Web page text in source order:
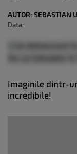
AUTOR: SEBASTIAN
Data:
Imaginile dintr-
incredibile!